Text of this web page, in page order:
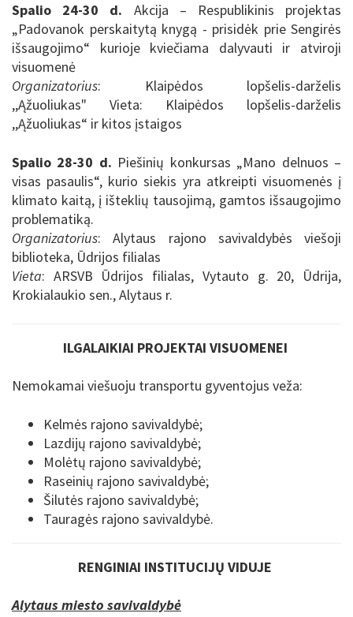
Spalio 24-30 d. Akcija – Respublikinis projektas
„Padovanok perskaitytą knygą - prisidėk prie Sengirės
išsaugojimo“ kurioje kviečiama dalyvauti ir atviroji
visuomenė
Organizatorius: Klaipėdos lopšelis-darželis
,,Ąžuoliukas" Vieta: Klaipėdos lopšelis-darželis
,,Ąžuoliukas“ ir kitos įstaigos
Spalio 28-30 d. Piešinių konkursas „Mano delnuos –
visas pasaulis“, kurio siekis yra atkreipti visuomenės į
klimato kaitą, į išteklių tausojimą, gamtos išsaugojimo
problematiką.
Organizatorius: Alytaus rajono savivaldybės viešoji
biblioteka, Ūdrijos filialas
Vieta: ARSVB Ūdrijos filialas, Vytauto g. 20, Ūdrija,
Krokialaukio sen., Alytaus r.
ILGALAIKIAI PROJEKTAI VISUOMENEI
Nemokamai viešuoju transportu gyventojus veža:
Kelmės rajono savivaldybė;
Lazdijų rajono savivaldybė;
Molėtų rajono savivaldybė;
Raseinių rajono savivaldybė;
Šilutės rajono savivaldybė;
Tauragės rajono savivaldybė.
RENGINIAI INSTITUCIJŲ VIDUJE
Alytaus miesto savivaldybė